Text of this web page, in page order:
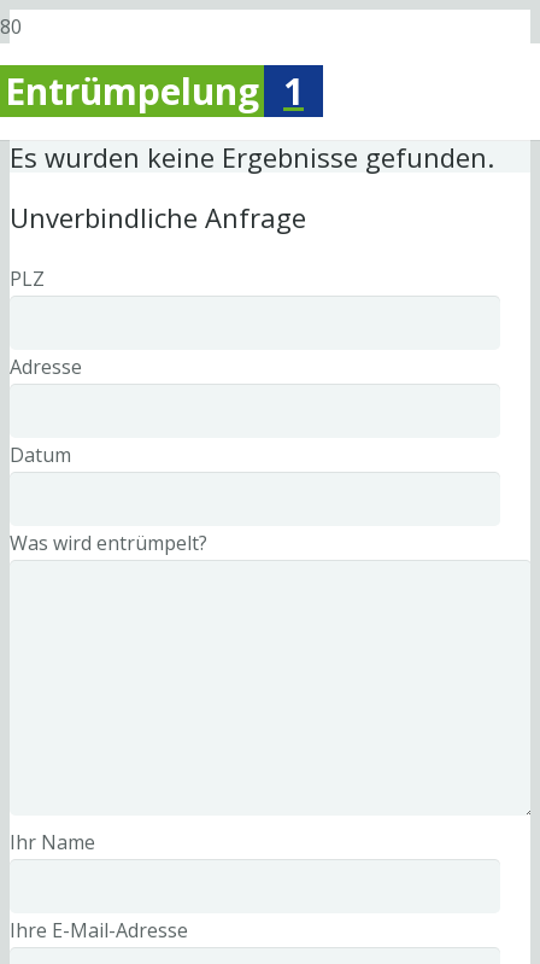
Entrümpelung 1
Es wurden keine Ergebnisse gefunden.
Unverbindliche Anfrage
PLZ
Adresse
Datum
Was wird entrümpelt?
Ihr Name
Ihre E-Mail-Adresse